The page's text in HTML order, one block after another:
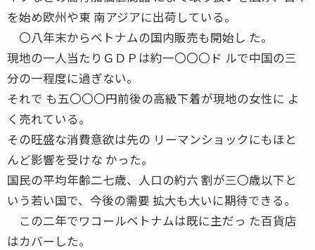
を始め欧州や東 南アジアに出荷している。
〇八年末からベトナムの国内販売も開始し た。
現地の一人当たりＧＤＰは約一〇〇〇ド ルで中国の三
分の一程度に過ぎない。
それで も五〇〇〇円前後の高級下着が現地の女性に よ
く売れている。
その旺盛な消費意欲は先の リーマンショックにもほと
んど影響を受けな かった。
国民の平均年齢二七歳、人口の約六 割が三〇歳以下と
いう若い国で、今後の需要 拡大も大いに期待できる。
この二年でワコールベトナムは既に主だっ た百貨店
はカバーした。